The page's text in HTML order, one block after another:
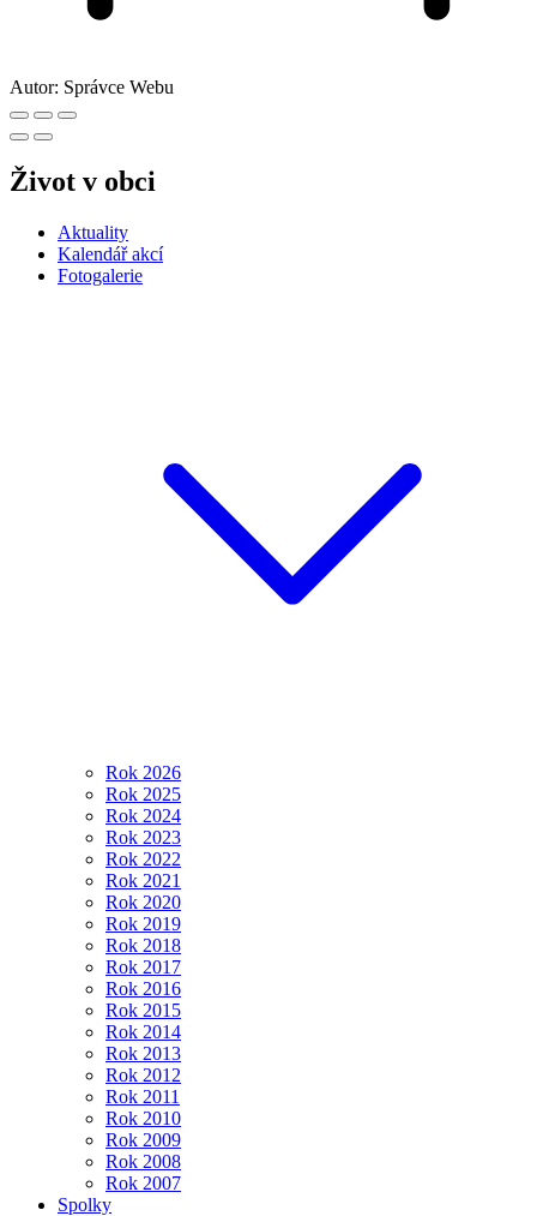
Autor: Správce Webu
Život v obci
Aktuality
Kalendář akcí
Fotogalerie
Rok 2026
Rok 2025
Rok 2024
Rok 2023
Rok 2022
Rok 2021
Rok 2020
Rok 2019
Rok 2018
Rok 2017
Rok 2016
Rok 2015
Rok 2014
Rok 2013
Rok 2012
Rok 2011
Rok 2010
Rok 2009
Rok 2008
Rok 2007
Spolky